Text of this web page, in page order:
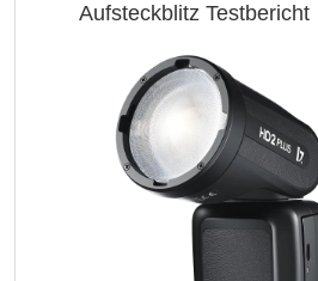
Aufsteckblitz Testbericht